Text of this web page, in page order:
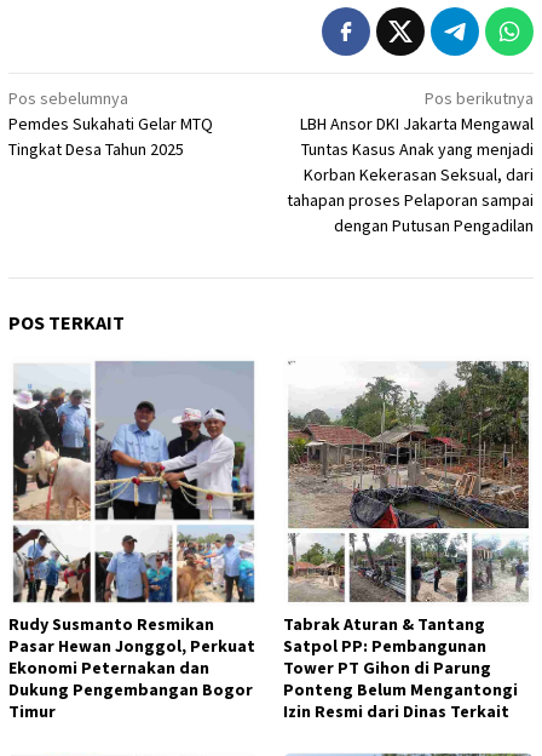
Navigasi
pos
Pos sebelumnya
Pemdes Sukahati Gelar MTQ
Tingkat Desa Tahun 2025
Pos berikutnya
LBH Ansor DKI Jakarta Mengawal
Tuntas Kasus Anak yang menjadi
Korban Kekerasan Seksual, dari
tahapan proses Pelaporan sampai
dengan Putusan Pengadilan
POS TERKAIT
Rudy Susmanto Resmikan
Pasar Hewan Jonggol, Perkuat
Ekonomi Peternakan dan
Dukung Pengembangan Bogor
Timur
Tabrak Aturan & Tantang
Satpol PP: Pembangunan
Tower PT Gihon di Parung
Ponteng Belum Mengantongi
Izin Resmi dari Dinas Terkait